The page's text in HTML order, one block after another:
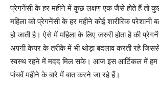
प्रेगनेंसी के हर महीने में कुछ लक्षण एक जैसे होते हैं तो
महिला को प्रेगनेंसी के हर महीने कोई शारीरिक परेशानी
हो जाती है। ऐसे में महिला के लिए जरुरी होता है की
अपनी केयर के तरीके में भी थोड़ा बदलाव करती रहे
स्वस्थ रहने में मदद मिल सके। आज इस आर्टिकल में
पांचवें महीने के बारे में बात करने जा रहे हैं।